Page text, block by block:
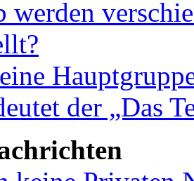
werden
der „Das